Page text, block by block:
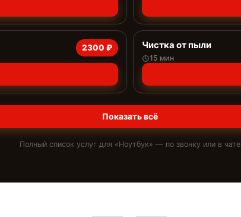
2300 ₽ Чистка от пыли
15 мин
Показать всё
Полный список услуг для «Ноутбук» — по звонку или в чате